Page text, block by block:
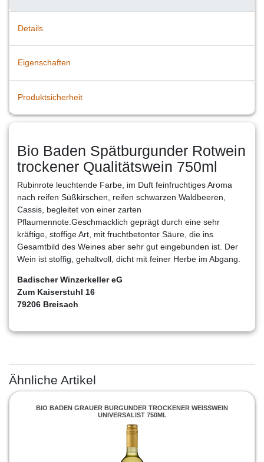
Details
Eigenschaften
Produktsicherheit
Bio Baden Spätburgunder Rotwein
trockener Qualitätswein 750ml
Rubinrote leuchtende Farbe, im Duft feinfruchtiges Aroma
nach reifen Süßkirschen, reifen schwarzen Waldbeeren,
Cassis, begleitet von einer zarten
Pflaumennote.Geschmacklich geprägt durch eine sehr
kräftige, stoffige Art, mit fruchtbetonter Säure, die ins
Gesamtbild des Weines aber sehr gut eingebunden ist. Der
Wein ist stoffig, gehaltvoll, dicht mit feiner Herbe im Abgang.
Badischer Winzerkeller eG
Zum Kaiserstuhl 16
79206 Breisach
Ähnliche Artikel
BIO BADEN GRAUER BURGUNDER TROCKENER WEISSWEIN U
NIVERSALIST 750ML